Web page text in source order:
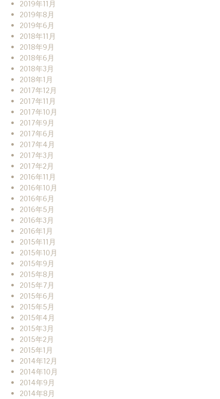
2019年11月
2019年8月
2019年6月
2018年11月
2018年9月
2018年6月
2018年3月
2018年1月
2017年12月
2017年11月
2017年10月
2017年9月
2017年6月
2017年4月
2017年3月
2017年2月
2016年11月
2016年10月
2016年6月
2016年5月
2016年3月
2016年1月
2015年11月
2015年10月
2015年9月
2015年8月
2015年7月
2015年6月
2015年5月
2015年4月
2015年3月
2015年2月
2015年1月
2014年12月
2014年10月
2014年9月
2014年8月